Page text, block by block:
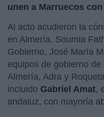
unen a Marruecos
Al acto acudieron la
en Almería, Soumia
Gobierno, José María
equipos de gobierno
Almería, Adra y
incluido Gabriel Amat,
andaluz, con mayoría